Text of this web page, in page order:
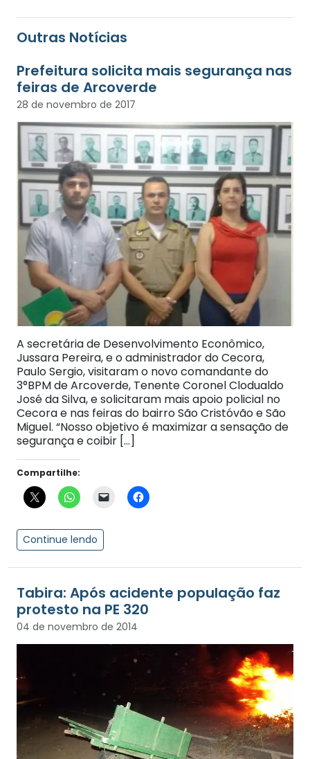
Outras Notícias
Prefeitura solicita mais segurança nas
feiras de Arcoverde
28 de novembro de 2017
A secretária de Desenvolvimento Econômico,
Jussara Pereira, e o administrador do Cecora,
Paulo Sergio, visitaram o novo comandante do
3°BPM de Arcoverde, Tenente Coronel Clodualdo
José da Silva, e solicitaram mais apoio policial no
Cecora e nas feiras do bairro São Cristóvão e São
Miguel. “Nosso objetivo é maximizar a sensação de
segurança e coibir […]
Compartilhe:
Continue lendo
Tabira: Após acidente população faz
protesto na PE 320
04 de novembro de 2014